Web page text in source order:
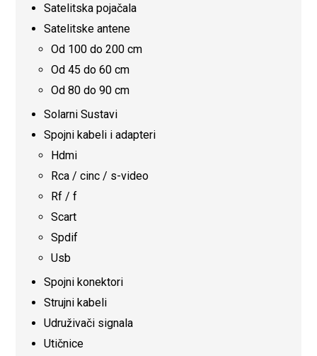
Satelitska pojačala
Satelitske antene
Od 100 do 200 cm
Od 45 do 60 cm
Od 80 do 90 cm
Solarni Sustavi
Spojni kabeli i adapteri
Hdmi
Rca / cinc / s-video
Rf / f
Scart
Spdif
Usb
Spojni konektori
Strujni kabeli
Udruživači signala
Utičnice